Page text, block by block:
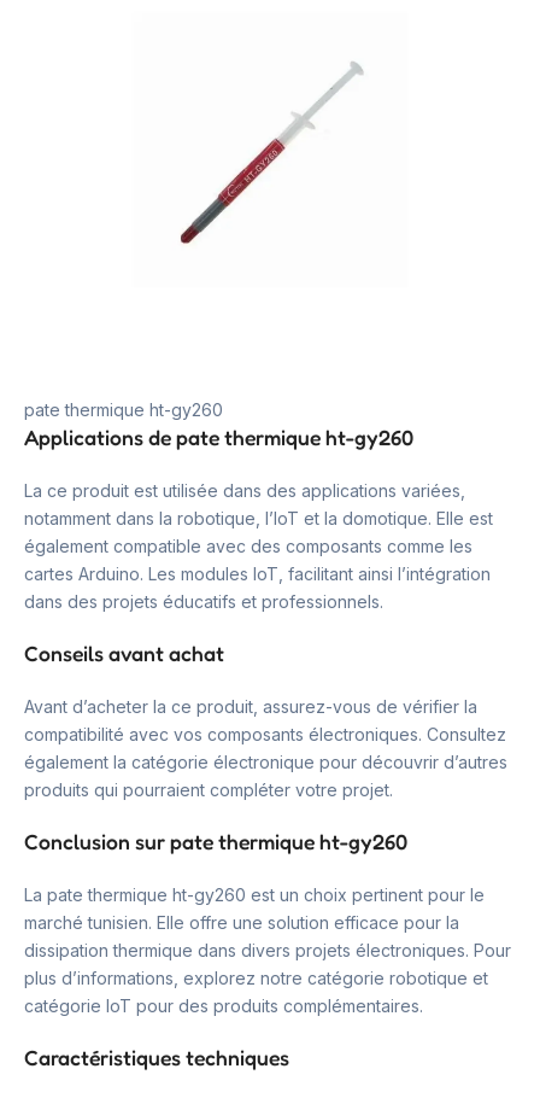
pate thermique ht-gy260
Applications de pate thermique ht-gy260
La ce produit est utilisée dans des applications variées,
notamment dans la robotique, l’IoT et la domotique. Elle est
également compatible avec des composants comme les
cartes Arduino. Les modules IoT, facilitant ainsi l’intégration
dans des projets éducatifs et professionnels.
Conseils avant achat
Avant d’acheter la ce produit, assurez-vous de vérifier la
compatibilité avec vos composants électroniques. Consultez
également la catégorie électronique pour découvrir d’autres
produits qui pourraient compléter votre projet.
Conclusion sur pate thermique ht-gy260
La pate thermique ht-gy260 est un choix pertinent pour le
marché tunisien. Elle offre une solution efficace pour la
dissipation thermique dans divers projets électroniques. Pour
plus d’informations, explorez notre catégorie robotique et
catégorie IoT pour des produits complémentaires.
Caractéristiques techniques